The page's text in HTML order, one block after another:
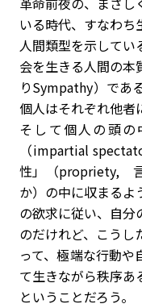
いる時代、すなわち
人間類型を示してい
会を生きる人間の本
りSympathy）であ
個人はそれぞれ他者
そして個人の頭の
（impartial
性」（propriety, 言
か）の中に収まる
の欲求に従い、自分
のだけれど、こうし
って、極端な行動や
て生きながら秩序あ
ということだろう。